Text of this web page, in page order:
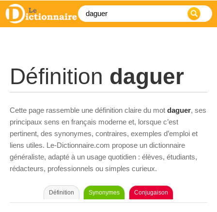
Définition daguer
Cette page rassemble une définition claire du mot daguer, ses
principaux sens en français moderne et, lorsque c’est
pertinent, des synonymes, contraires, exemples d’emploi et
liens utiles. Le-Dictionnaire.com propose un dictionnaire
généraliste, adapté à un usage quotidien : élèves, étudiants,
rédacteurs, professionnels ou simples curieux.
Définition Synonymes Conjugaison